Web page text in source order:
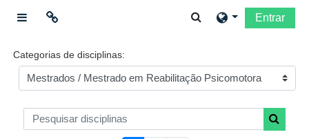
Moodle community
Moodle.com
Alternar a entrada
Entrar
Categorias de disciplinas:
Pesquisar disciplinas